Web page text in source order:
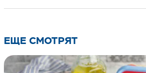
ЕЩЕ СМОТРЯТ